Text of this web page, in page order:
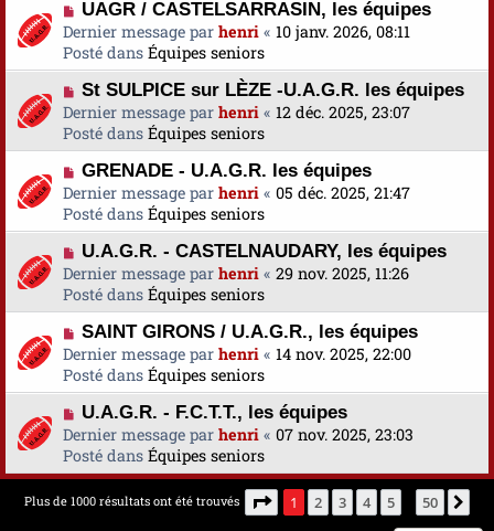
g
e
e
s
s
a
g
e
e
a
u
m
e
s
s
a
g
e
N
o
u
v
e
a
u
m
e
s
s
a
g
e
UAGR / CASTELSARRASIN, les équipes
Dernier message par henri « 10 janv. 2026, 08:11
Posté dans Équipes seniors
N
o
u
v
e
a
u
m
e
s
s
a
g
e
St SULPICE sur LÈZE -U.A.G.R. les équipes
Dernier message par henri « 12 déc. 2025, 23:07
Posté dans Équipes seniors
N
o
u
v
e
a
u
m
e
s
s
a
g
e
GRENADE - U.A.G.R. les équipes
Dernier message par henri « 05 déc. 2025, 21:47
Posté dans Équipes seniors
N
o
u
v
e
a
u
m
e
s
s
a
g
U.A.G.R. - CASTELNAUDARY, les équipes
Dernier message par henri « 29 nov. 2025, 11:26
Posté dans Équipes seniors
N
o
u
v
e
a
u
m
e
SAINT GIRONS / U.A.G.R., les équipes
Dernier message par henri « 14 nov. 2025, 22:00
Posté dans Équipes seniors
N
o
u
v
e
U.A.G.R. - F.C.T.T., les équipes
Dernier message par henri « 07 nov. 2025, 23:03
Posté dans Équipes seniors
Plus de 1000 résultats ont été trouvés Page 1sur50
1 2 3 4 5 50